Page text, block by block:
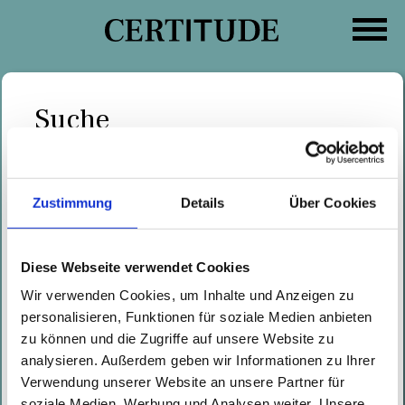
Zustimmung Details Über Cookies
Diese Webseite verwendet Cookies
Wir verwenden Cookies, um Inhalte und Anzeigen zu
personalisieren, Funktionen für soziale Medien anbieten
zu können und die Zugriffe auf unsere Website zu
analysieren. Außerdem geben wir Informationen zu Ihrer
Verwendung unserer Website an unsere Partner für
Suche
nach:
Computerwelt – 24.06.2020
Der Trend zum Home Office scheint
unumkehrbar und wird auch nach
der Pandemie eine wichtige Rolle
im Arbeitsalltag einnehmen. Daher
ist jetzt der richtige Zeitpunkt